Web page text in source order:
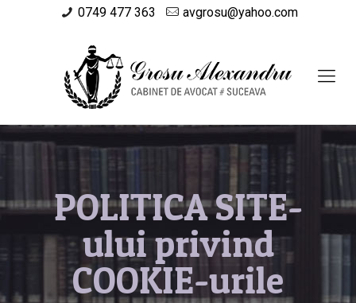
0749 477 363 avgrosu@yahoo.com
POLITICA SITE-
ului privind
COOKIE-urile